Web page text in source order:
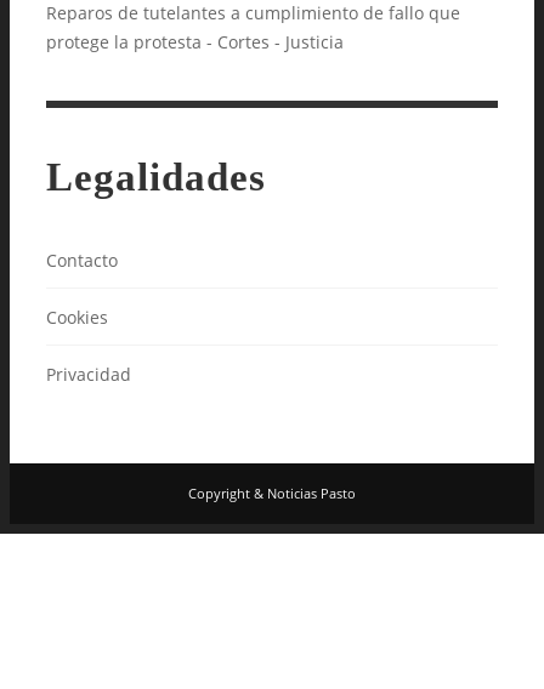
Reparos de tutelantes a cumplimiento de fallo que
protege la protesta - Cortes - Justicia
Legalidades
Contacto
Cookies
Privacidad
Copyright & Noticias Pasto